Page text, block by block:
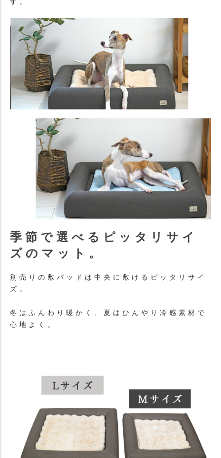
す。
季節で選べるピッタリサイ
ズのマット。
別売りの敷パッドは中央に敷けるピッタリサイ
ズ。
冬はふんわり暖かく、夏はひんやり冷感素材で
心地よく。